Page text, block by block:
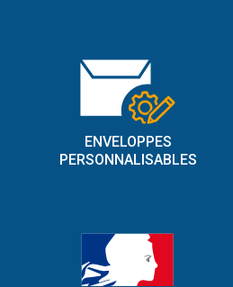
ENVELOPPES
PERSONNALISABLES